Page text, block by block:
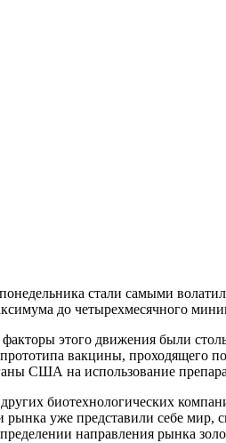
стали самыми
до четырехмесячного
этого движения были
вакцины, проходящего
США на использование
биотехнологических
рынка уже представили себе мир,
направления рынка